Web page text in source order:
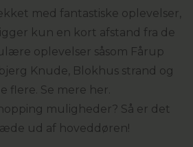
med fantastiske oplevelser,
kun en kort afstand fra de
oplevelser såsom Fårup
Knude, Blokhus strand og
flere. Se mere her.
muligheder? Så er det
ud af hoveddøren!